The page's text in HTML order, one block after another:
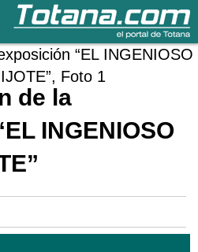
de la
INGENIOSO